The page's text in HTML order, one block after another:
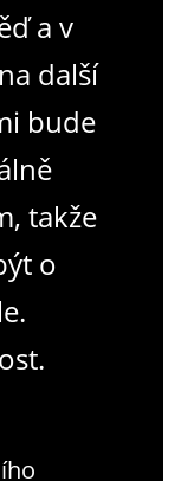
a v
další
bude
takže
o